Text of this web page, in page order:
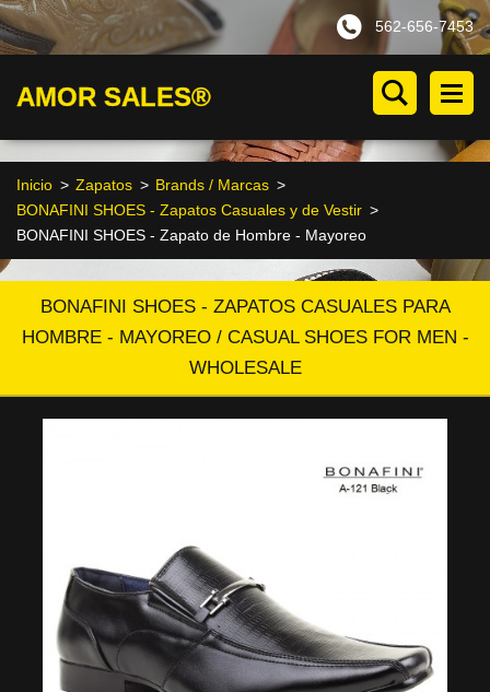
562-656-7453
AMOR SALES®
Inicio > Zapatos > Brands / Marcas >
BONAFINI SHOES - Zapatos Casuales y de Vestir >
BONAFINI SHOES - Zapato de Hombre - Mayoreo
BONAFINI SHOES - ZAPATOS CASUALES PARA
HOMBRE - MAYOREO / CASUAL SHOES FOR MEN -
WHOLESALE